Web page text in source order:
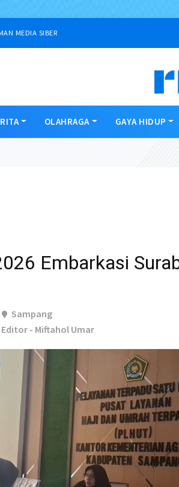
MEDIA SIBER
OLAHRAGA GAYA HIDUP
Embarkasi
Sampang
Editor - Miftahol Umar